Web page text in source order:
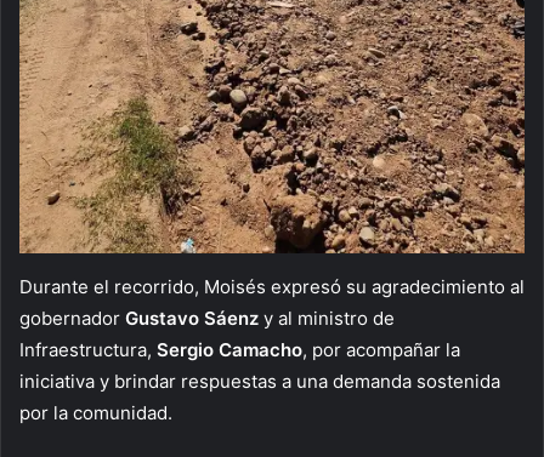
Durante el recorrido, Moisés expresó su agradecimiento al
gobernador Gustavo Sáenz y al ministro de
Infraestructura, Sergio Camacho, por acompañar la
iniciativa y brindar respuestas a una demanda sostenida
por la comunidad.